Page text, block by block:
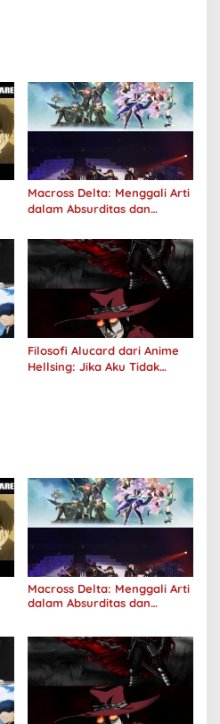
Macross Delta: Menggali Arti
dalam Absurditas dan
Filosofi Alucard dari Anime
Hellsing: Jika Aku Tidak
Macross Delta: Menggali Arti
dalam Absurditas dan